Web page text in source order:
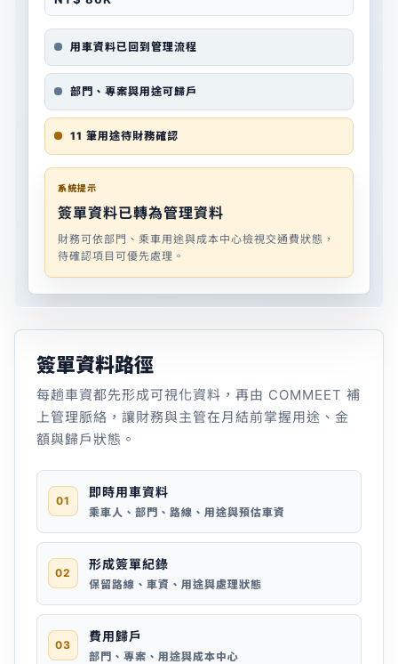
用車資料已回到管理流程
部門、專案與用途可歸戶
11 筆用途待財務確認
系統提示
簽單資料已轉為管理資料
財務可依部門、乘車用途與成本中心檢視交通費狀態，
待確認項目可優先處理。
簽單資料路徑
每趟車資都先形成可視化資料，再由 COMMEET 補
上管理脈絡，讓財務與主管在月結前掌握用途、金
額與歸戶狀態。
01
即時用車資料
乘車人、部門、路線、用途與預估車資
02
形成簽單紀錄
保留路線、車資、用途與處理狀態
03
費用歸戶
部門、專案、用途與成本中心